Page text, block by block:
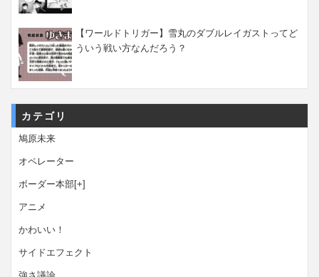
【ワールドトリガー】雪丸のダブルレイガストってど
ういう戦い方なんだろう？
カテゴリ
鳩原未来
オペレーター
ボーダー本部[+]
アニメ
かわいい！
サイドエフェクト